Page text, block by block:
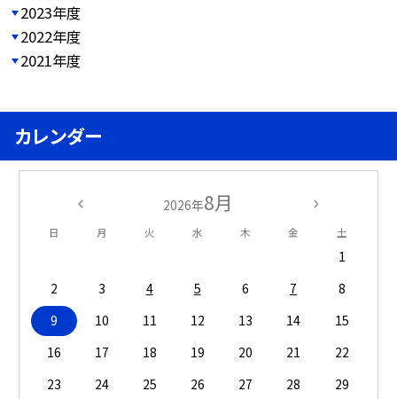
2023年度
2022年度
2021年度
カレンダー
2026年8月
日 月 火 水 木 金 土
1
2
3 4 5 6 7
8
9
10 11 12 13 14
15
16
17 18 19 20 21
22
23
24 25 26 27 28
29